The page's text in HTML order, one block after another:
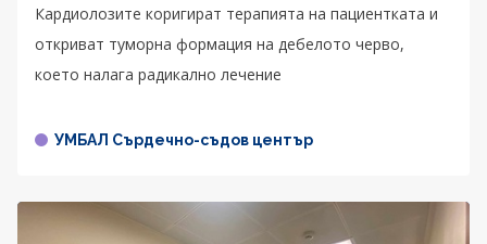
Кардиолозите коригират терапията на пациентката и
откриват туморна формация на дебелото черво,
което налага радикално лечение
УМБАЛ Сърдечно-съдов център